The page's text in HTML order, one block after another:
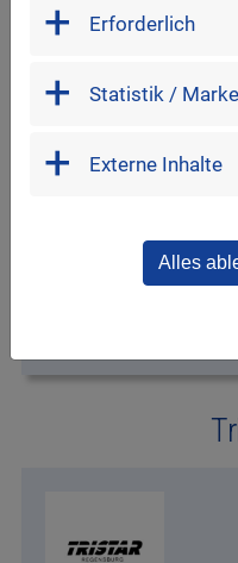
Wasserwacht
wasserwacht-
Bayernstr. 10
Erforderlich
Statistik /
Externe Inhalte
Alles